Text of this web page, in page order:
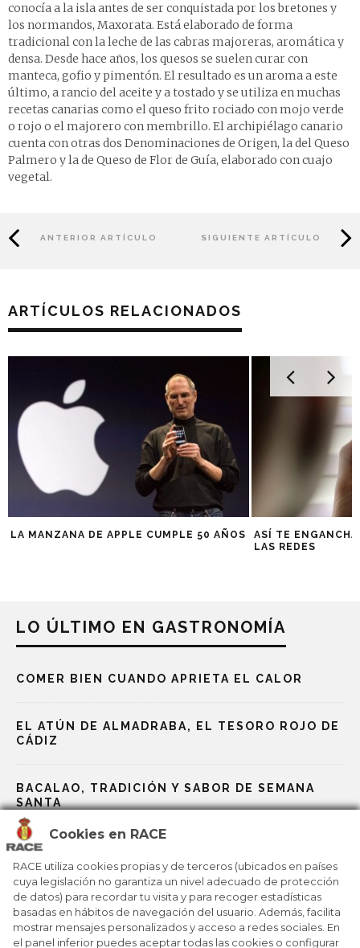
Cookies en RACE
RACE utiliza cookies propias y de terceros (ubicados en países
cuya legislación no garantiza un nivel adecuado de protección
de datos) para recordar tu visita y para recoger estadísticas
basadas en hábitos de navegación del usuario. Además, facilita
mostrar mensajes personalizados y acceso a redes sociales. En
el panel inferior puedes aceptar todas las cookies o configurar
conocía a la isla antes de ser conquistada por los bretones y
los normandos, Maxorata. Está elaborado de forma
tradicional con la leche de las cabras majoreras, aromática y
densa. Desde hace años, los quesos se suelen curar con
manteca, gofio y pimentón. El resultado es un aroma a este
último, a rancio del aceite y a tostado y se utiliza en muchas
recetas canarias como el queso frito rociado con mojo verde
o rojo o el majorero con membrillo. El archipiélago canario
cuenta con otras dos Denominaciones de Origen, la del Queso
Palmero y la de Queso de Flor de Guía, elaborado con cuajo
vegetal.
ANTERIOR ARTÍCULO SIGUIENTE ARTÍCULO
ARTÍCULOS RELACIONADOS
LA MANZANA DE APPLE CUMPLE 50 AÑOS
ASÍ TE
LAS REDES
LO ÚLTIMO EN GASTRONOMÍA
COMER BIEN CUANDO APRIETA EL CALOR
EL ATÚN DE ALMADRABA, EL TESORO ROJO DE
CÁDIZ
BACALAO, TRADICIÓN Y SABOR DE SEMANA
SANTA
ALTA COCINA VESTIDA DE TABERNA
UN VIAJE POR LA HISTORIA DEL CHOCOLATE
CALIENTE EN ESPAÑA